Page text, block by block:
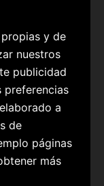
y de
nuestros
publicidad
preferencias
a
de
páginas
más